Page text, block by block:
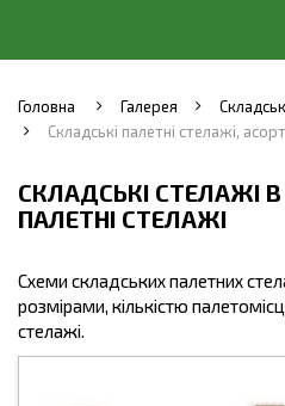
Головна Галерея
Складські палетні стелажі,
СКЛАДСЬКІ СТЕЛАЖІ В
ПАЛЕТНІ СТЕЛАЖІ
Схеми складських палетних
розмірами, кількістю
стелажі.